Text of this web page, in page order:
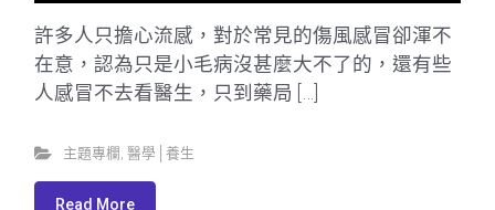
許多人只擔心流感，對於常見的傷風感冒卻渾不
在意，認為只是小毛病沒甚麼大不了的，還有些
人感冒不去看醫生，只到藥局 […]
主題專欄 醫學│養生
Read More